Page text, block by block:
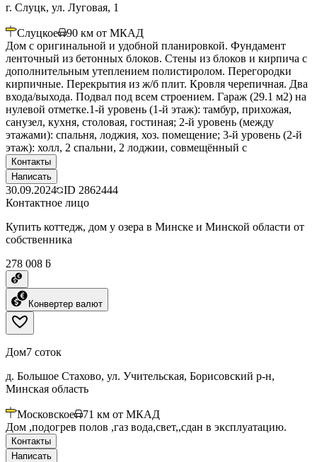
г. Слуцк, ул. Луговая, 1
Слуцкое 90 км от МКАД
Дом с оригинальной и удобной планировкой. Фундамент
ленточный из бетонных блоков. Стены из блоков и кирпича с
дополнительным утеплением полистиролом. Перегородки
кирпичные. Перекрытия из ж/б плит. Кровля черепичная. Два
входа/выхода. Подвал под всем строением. Гараж (29.1 м2) на
нулевой отметке.1-й уровень (1-й этаж): тамбур, прихожая,
санузел, кухня, столовая, гостиная; 2-й уровень (между
этажами): спальня, лоджия, хоз. помещение; 3-й уровень (2-й
этаж): холл, 2 спальни, 2 лоджии, совмещённый с
Контакты
Написать
30.09.2024 ID 2862444
Контактное лицо
Купить коттедж, дом у озера в Минске и Минской области от
собственника
278 008 ƃ
Конвертер валют
Дом7 соток
д. Большое Стахово, ул. Учительская, Борисовский р-н,
Минская область
Московское 71 км от МКАД
Дом ,подогрев полов ,газ вода,свет,,сдан в эксплуатацию.
Контакты
Написать